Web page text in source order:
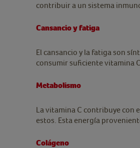
contribuir a un sistema
Cansancio y fatiga
El cansancio y la fatiga son
consumir suficiente vitamina
Metabolismo
La vitamina C contribuye con
estos. Esta energía
Colágeno